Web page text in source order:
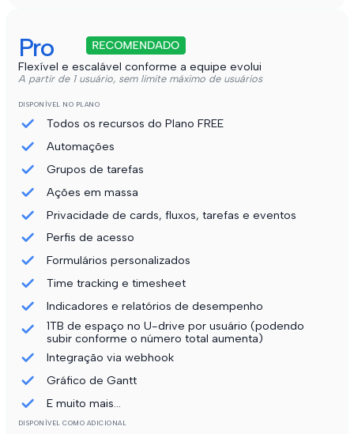
Pro
Flexível e escalável conforme a equipe evolui
A partir de 1 usuário, sem limite máximo de usuários
DISPONÍVEL NO PLANO
Todos os recursos do Plano FREE
Automações
Grupos de tarefas
Ações em massa
Privacidade de cards, fluxos, tarefas e eventos
Perfis de acesso
Formulários personalizados
Time tracking e timesheet
Indicadores e relatórios de desempenho
1TB de espaço no U-drive por usuário (podendo
subir conforme o número total aumenta)
Integração via webhook
Gráfico de Gantt
E muito mais...
DISPONÍVEL COMO ADICIONAL